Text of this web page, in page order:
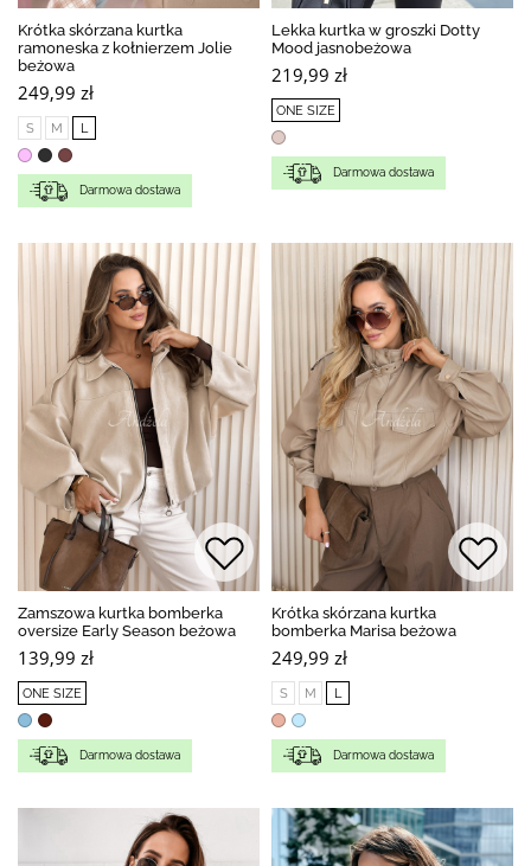
Krótka skórzana kurtka
ramoneska z kołnierzem Jolie
beżowa
249,99 zł
S M L
Darmowa dostawa
Lekka kurtka w groszki Dotty
Mood jasnobeżowa
219,99 zł
ONE SIZE
Darmowa dostawa
Zamszowa kurtka bomberka
oversize Early Season beżowa
139,99 zł
ONE SIZE
Darmowa dostawa
Krótka skórzana kurtka
bomberka Marisa beżowa
249,99 zł
S M L
Darmowa dostawa